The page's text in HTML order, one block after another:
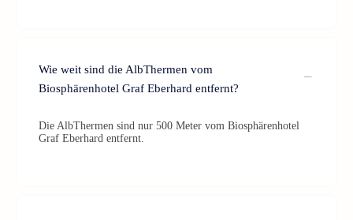
Wie weit sind die AlbThermen vom
Biosphärenhotel Graf Eberhard entfernt?
Die AlbThermen sind nur 500 Meter vom Biosphärenhotel
Graf Eberhard entfernt.